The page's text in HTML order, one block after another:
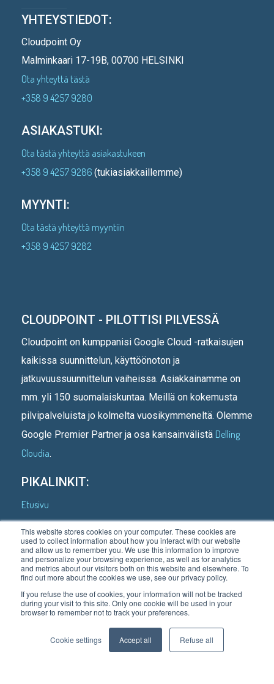
This website stores cookies on your computer. These cookies are
used to collect information about how you interact with our website
and allow us to remember you. We use this information to improve
and personalize your browsing experience, as well as for analytics
and metrics about our visitors both on this website and elsewhere. To
find out more about the cookies we use, see our privacy policy.
If you refuse the use of cookies, your information will not be tracked
during your visit to this site. Only one cookie will be used in your
browser to remember not to track your preferences.
Cookie settings Accept all Refuse all
YHTEYSTIEDOT:
Cloudpoint Oy
Malminkaari 17-19B, 00700 HELSINKI
Ota yhteyttä tästä
+358 9 4257 9280
ASIAKASTUKI:
Ota tästä yhteyttä asiakastukeen
+358 9 4257 9286 (tukiasiakkaillemme)
MYYNTI:
Ota tästä yhteyttä myyntiin
+358 9 4257 9282
CLOUDPOINT - PILOTTISI PILVESSÄ
Cloudpoint on kumppanisi Google Cloud -ratkaisujen
kaikissa suunnittelun, käyttöönoton ja
jatkuvuussuunnittelun vaiheissa. Asiakkainamme on
mm. yli 150 suomalaiskuntaa. Meillä on kokemusta
pilvipalveluista jo kolmelta vuosikymmeneltä. Olemme
Google Premier Partner ja osa kansainvälistä Delling
Cloudia.
PIKALINKIT:
Etusivu
Kenelle teemme
Asiakastarinoita
Mitä teemme
Blogi